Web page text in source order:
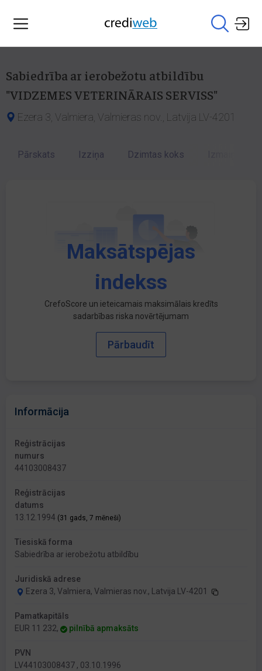
Sabiedrība ar ierobežotu atbildību
"VIDZEMES VETERINĀRAIS SERVISS"
Ezera 3, Valmiera, Valmieras nov., Latvija LV-4201
Pārskats Izziņa Dzimtas koks
Maksātspējas
indekss
CrefoScore un ieteicamais maksimālais kredīts
sadarbības riska novērtējumam
Pārbaudīt
Informācija
Reģistrācijas
numurs
44103008437
Reģistrācijas
datums
13.12.1994 (31 gads, 7 mēneši)
Tiesiskā forma
Sabiedrība ar ierobežotu atbildību
Juridiskā adrese
Ezera 3, Valmiera, Valmieras nov., Latvija LV-4201
Pamatkapitāls
EUR 11 232,
pilnībā apmaksāts
PVN
LV44103008437 , 03.10.1996